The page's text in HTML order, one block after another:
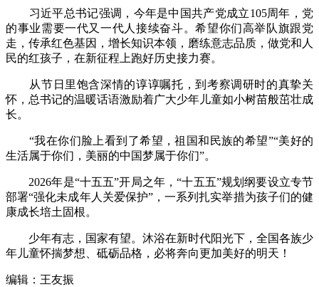
习近平总书记强调，今年是中国共产党成立105周年，党
的事业需要一代又一代人接续奋斗。希望你们高举队旗跟党
走，传承红色基因，增长知识本领，磨练意志品质，做党和人
民的红孩子，在新征程上跑好历史接力赛。
从节日里饱含深情的谆谆嘱托，到考察调研时的真挚关
怀，总书记的温暖话语激励着广大少年儿童如小树苗般茁壮成
长。
“我在你们脸上看到了希望，祖国和民族的希望”“美好的
生活属于你们，美丽的中国梦属于你们”。
2026年是“十五五”开局之年，“十五五”规划纲要设立专节
部署“强化未成年人关爱保护”，一系列扎实举措为孩子们的健
康成长培土固根。
少年有志，国家有望。沐浴在新时代阳光下，全国各族少
年儿童怀揣梦想、砥砺品格，必将奔向更加美好的明天！
编辑：王友振